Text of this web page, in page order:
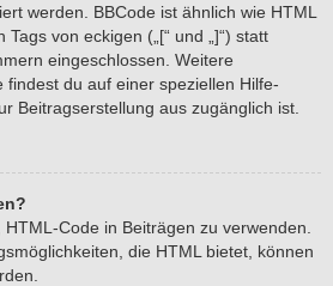
werden. BBCode ist ähnlich wie HTML
von eckigen („[“ und „]“) statt
eingeschlossen. Weitere
findest du auf einer speziellen Hilfe-
Beitragserstellung aus zugänglich ist.
Code in Beiträgen zu verwenden.
die HTML bietet, können